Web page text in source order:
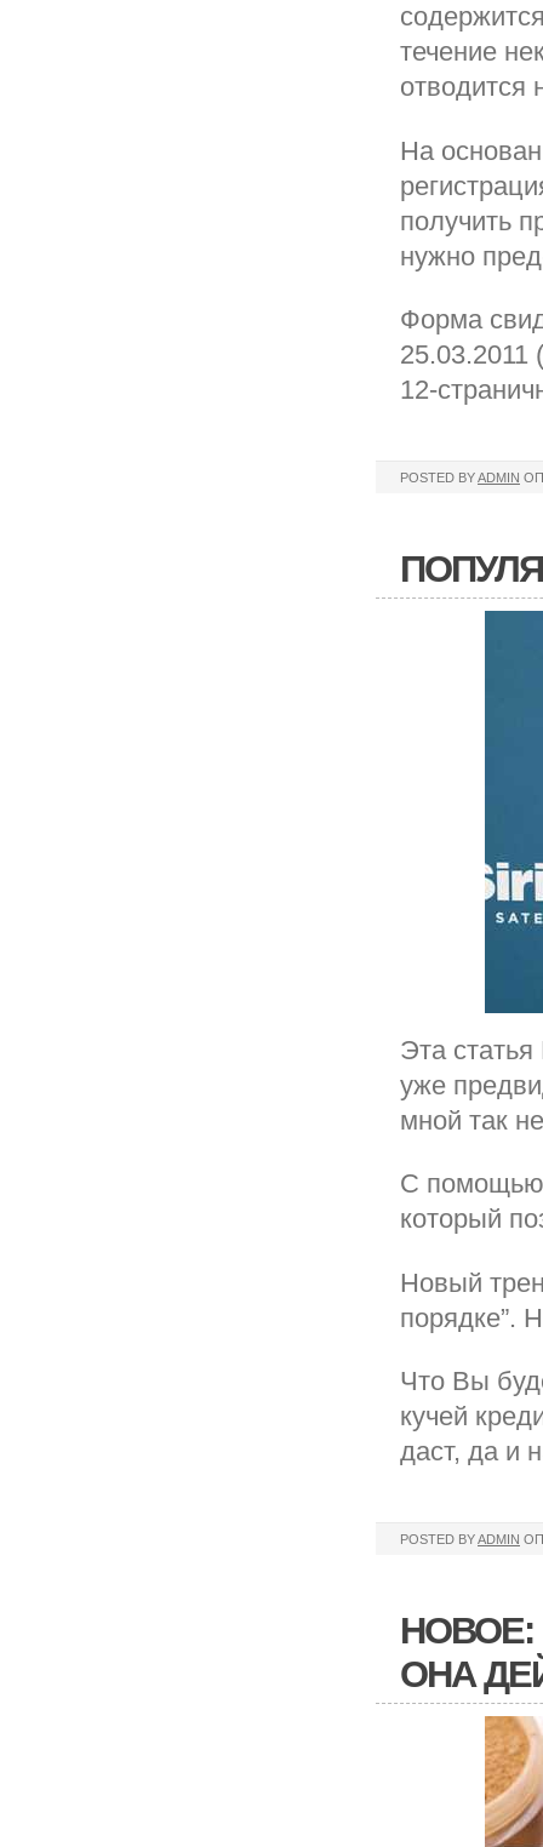
течение
отводится
На
получить
нужно
Форма
25.03.2011
12-
POSTED BYADMIN
Эта
уже
мной так
С помощью
который
Новый
порядке”.
Что Вы
кучей
даст, да и
POSTED BYADMIN
НОВОЕ:
ОНА